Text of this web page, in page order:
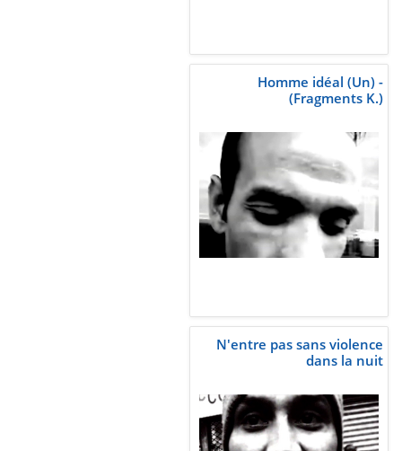
Homme idéal (Un) -
(Fragments K.)
N'entre pas sans violence
dans la nuit